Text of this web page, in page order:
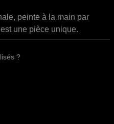
peinte à la main par
une pièce unique.
?